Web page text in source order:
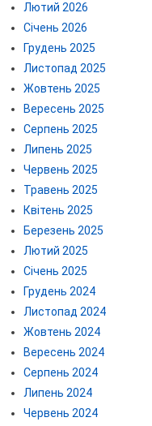
Лютий 2026
Січень 2026
Грудень 2025
Листопад 2025
Жовтень 2025
Вересень 2025
Серпень 2025
Липень 2025
Червень 2025
Травень 2025
Квітень 2025
Березень 2025
Лютий 2025
Січень 2025
Грудень 2024
Листопад 2024
Жовтень 2024
Вересень 2024
Серпень 2024
Липень 2024
Червень 2024